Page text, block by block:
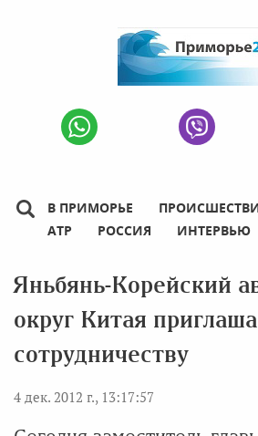
В ПРИМОРЬЕ
АТР
РОССИЯ ИНТЕРВЬЮ
Яньбянь-Корейский
округ Китая
сотрудничеству
4 дек. 2012 г., 13:17:57